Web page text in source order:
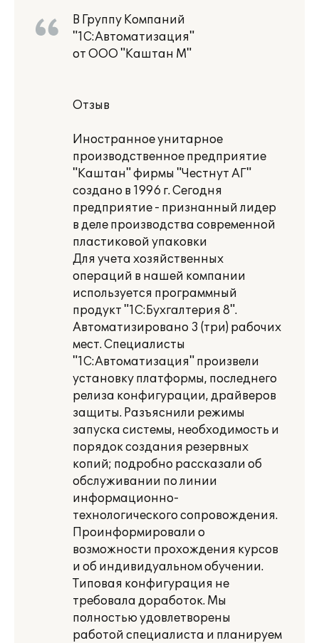
В Группу Компаний
"1С:Автоматизация"
от ООО "Каштан М"
Отзыв
Иностранное унитарное
производственное предприятие
"Каштан" фирмы "Честнут АГ"
создано в 1996 г. Сегодня
предприятие - признанный лидер
в деле производства современной
пластиковой упаковки
Для учета хозяйственных
операций в нашей компании
используется программный
продукт "1С:Бухгалтерия 8".
Автоматизировано 3 (три) рабочих
мест. Специалисты
"1С:Автоматизация" произвели
установку платформы, последнего
релиза конфигурации, драйверов
защиты. Разъяснили режимы
запуска системы, необходимость и
порядок создания резервных
копий; подробно рассказали об
обслуживании по линии
информационно-
технологического сопровождения.
Проинформировали о
возможности прохождения курсов
и об индивидуальном обучении.
Типовая конфигурация не
требовала доработок. Мы
полностью удовлетворены
работой специалиста и планируем